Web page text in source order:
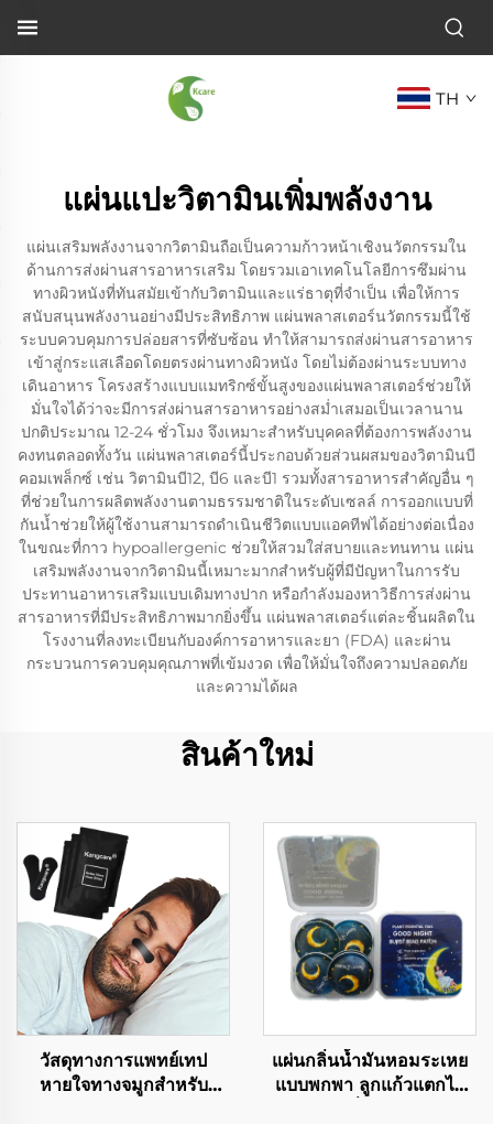
TH
แผ่นแปะวิตามินเพิ่มพลังงาน
แผ่นเสริมพลังงานจากวิตามินถือเป็นความก้าวหน้าเชิงนวัตกรรมใน
ด้านการส่งผ่านสารอาหารเสริม โดยรวมเอาเทคโนโลยีการซึมผ่าน
ทางผิวหนังที่ทันสมัยเข้ากับวิตามินและแร่ธาตุที่จำเป็น เพื่อให้การ
สนับสนุนพลังงานอย่างมีประสิทธิภาพ แผ่นพลาสเตอร์นวัตกรรมนี้ใช้
ระบบควบคุมการปล่อยสารที่ซับซ้อน ทำให้สามารถส่งผ่านสารอาหาร
เข้าสู่กระแสเลือดโดยตรงผ่านทางผิวหนัง โดยไม่ต้องผ่านระบบทาง
เดินอาหาร โครงสร้างแบบแมทริกซ์ขั้นสูงของแผ่นพลาสเตอร์ช่วยให้
มั่นใจได้ว่าจะมีการส่งผ่านสารอาหารอย่างสม่ำเสมอเป็นเวลานาน
ปกติประมาณ 12-24 ชั่วโมง จึงเหมาะสำหรับบุคคลที่ต้องการพลังงาน
คงทนตลอดทั้งวัน แผ่นพลาสเตอร์นี้ประกอบด้วยส่วนผสมของวิตามินบี
คอมเพล็กซ์ เช่น วิตามินบี12, บี6 และบี1 รวมทั้งสารอาหารสำคัญอื่น ๆ
ที่ช่วยในการผลิตพลังงานตามธรรมชาติในระดับเซลล์ การออกแบบที่
กันน้ำช่วยให้ผู้ใช้งานสามารถดำเนินชีวิตแบบแอคทีฟได้อย่างต่อเนื่อง
ในขณะที่กาว hypoallergenic ช่วยให้สวมใส่สบายและทนทาน แผ่น
เสริมพลังงานจากวิตามินนี้เหมาะมากสำหรับผู้ที่มีปัญหาในการรับ
ประทานอาหารเสริมแบบเดิมทางปาก หรือกำลังมองหาวิธีการส่งผ่าน
สารอาหารที่มีประสิทธิภาพมากยิ่งขึ้น แผ่นพลาสเตอร์แต่ละชิ้นผลิตใน
โรงงานที่ลงทะเบียนกับองค์การอาหารและยา (FDA) และผ่าน
กระบวนการควบคุมคุณภาพที่เข้มงวด เพื่อให้มั่นใจถึงความปลอดภัย
และความได้ผล
สินค้าใหม่
วัสดุทางการแพทย์เทป
หายใจทางจมูกสำหรับ
แผ่นกลิ่นน้ำมันหอมระเหย
แบบพกพา ลูกแก้วแตกได้